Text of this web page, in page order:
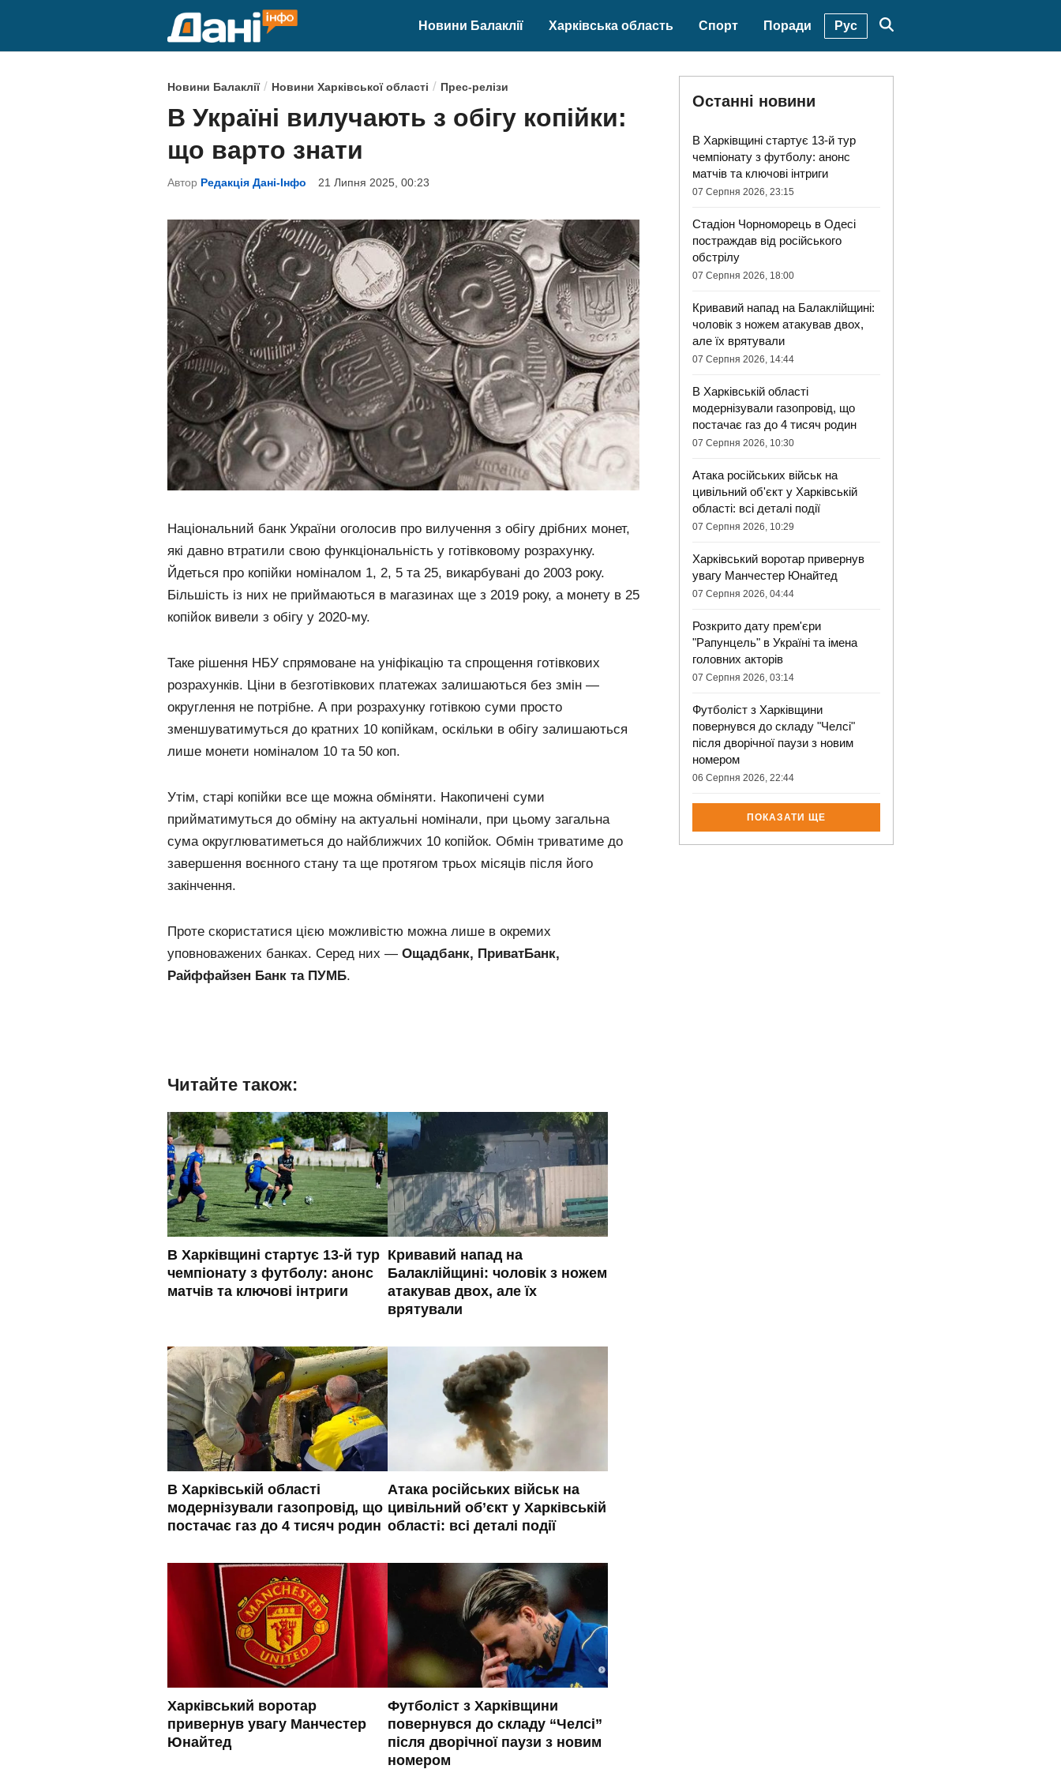
Новини Балаклії Харківська область Спорт Поради Рус
P
o
s
i
n
Новини Балаклії/ Новини Харківської області / Прес-релізи
В Україні вилучають з обігу копійки:
що варто знати
Автор Редакція Дані-Інфо 21 Липня 2025, 00:23
Національний банк України оголосив про вилучення з обігу дрібних монет,
які давно втратили свою функціональність у готівковому розрахунку.
Йдеться про копійки номіналом 1, 2, 5 та 25, викарбувані до 2003 року.
Більшість із них не приймаються в магазинах ще з 2019 року, а монету в 25
копійок вивели з обігу у 2020-му.
Таке рішення НБУ спрямоване на уніфікацію та спрощення готівкових
розрахунків. Ціни в безготівкових платежах залишаються без змін —
округлення не потрібне. А при розрахунку готівкою суми просто
зменшуватимуться до кратних 10 копійкам, оскільки в обігу залишаються
лише монети номіналом 10 та 50 коп.
Утім, старі копійки все ще можна обміняти. Накопичені суми
прийматимуться до обміну на актуальні номінали, при цьому загальна
сума округлюватиметься до найближчих 10 копійок. Обмін триватиме до
завершення воєнного стану та ще протягом трьох місяців після його
закінчення.
Проте скористатися цією можливістю можна лише в окремих
уповноважених банках. Серед них — Ощадбанк, ПриватБанк,
Райффайзен Банк та ПУМБ.
Читайте також:
В Харківщині стартує 13-й тур
чемпіонату з футболу: анонс
матчів та ключові інтриги
Кривавий напад на
Балаклійщині: чоловік з ножем
атакував двох, але їх
врятували
В Харківській області
модернізували газопровід, що
постачає газ до 4 тисяч родин
Атака російських військ на
цивільний об’єкт у Харківській
області: всі деталі події
Харківський воротар
привернув увагу Манчестер
Юнайтед
Футболіст з Харківщини
повернувся до складу “Челсі”
після дворічної паузи з новим
номером
Останні новини
В Харківщині стартує 13-й тур
чемпіонату з футболу: анонс
матчів та ключові інтриги
07 Серпня 2026, 23:15
Стадіон Чорноморець в Одесі
постраждав від російського
обстрілу
07 Серпня 2026, 18:00
Кривавий напад на Балаклійщині:
чоловік з ножем атакував двох,
але їх врятували
07 Серпня 2026, 14:44
В Харківській області
модернізували газопровід, що
постачає газ до 4 тисяч родин
07 Серпня 2026, 10:30
Атака російських військ на
цивільний об'єкт у Харківській
області: всі деталі події
07 Серпня 2026, 10:29
Харківський воротар привернув
увагу Манчестер Юнайтед
07 Серпня 2026, 04:44
Розкрито дату прем'єри
"Рапунцель" в Україні та імена
головних акторів
07 Серпня 2026, 03:14
Футболіст з Харківщини
повернувся до складу "Челсі"
після дворічної паузи з новим
номером
06 Серпня 2026, 22:44
ПОКАЗАТИ ЩЕ